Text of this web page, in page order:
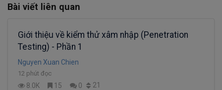
Bài viết liên quan
Giới thiệu về kiểm thử xâm nhập (Penetration
Testing) - Phần 1
Nguyen Xuan Chien
12 phút đọc
8.0K 15 0 21